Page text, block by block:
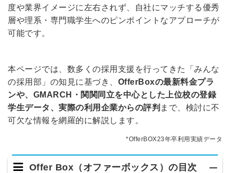
度や業界イメージに左右されず、自社にマッチする優秀
層や理系・専門職学生へのピンポイントなアプローチが
可能です。
本ページでは、数多くの採用支援を行ってきた「みんな
の採用部」の知見に基づき、 OfferBoxの最新料金プラ
ンや、GMARCH・関関同立を中心とした上位校の登録
学生データ、実際の利用企業からの評判 まで、検討に不
可欠な情報を網羅的に解説します。
*OfferBOX23年卒利用実績データ
Offer Box（オファーボックス）の目次